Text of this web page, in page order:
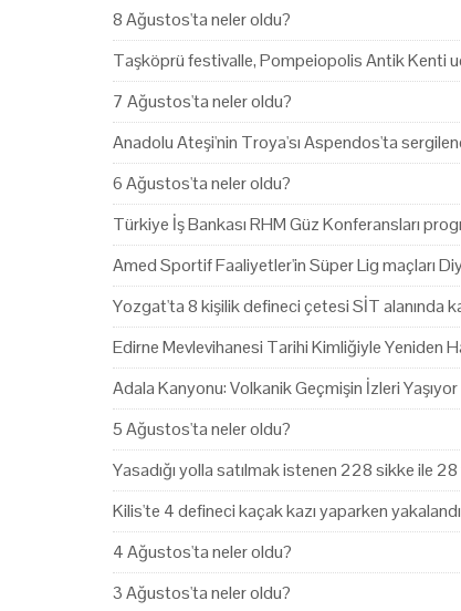
8 Ağustos'ta neler oldu?
Taşköprü festivalle, Pompeiopolis Antik Kenti
7 Ağustos'ta neler oldu?
Anadolu Ateşi'nin Troya'sı Aspendos'ta
6 Ağustos'ta neler oldu?
Türkiye İş Bankası RHM Güz Konferansları
Amed Sportif Faaliyetler'in Süper Lig maçları
Yozgat'ta 8 kişilik defineci çetesi SİT alanında
Edirne Mevlevihanesi Tarihi Kimliğiyle Yeniden
Adala Kanyonu: Volkanik Geçmişin İzleri Yaşıyor
5 Ağustos'ta neler oldu?
Yasadığı yolla satılmak istenen 228 sikke ile
Kilis'te 4 defineci kaçak kazı yaparken yakalandı
4 Ağustos'ta neler oldu?
3 Ağustos'ta neler oldu?